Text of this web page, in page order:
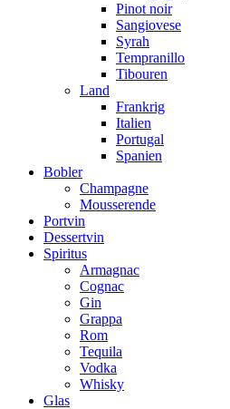
Pinot noir
Sangiovese
Syrah
Tempranillo
Tibouren
Land
Frankrig
Italien
Portugal
Spanien
Bobler
Champagne
Mousserende
Portvin
Dessertvin
Spiritus
Armagnac
Cognac
Gin
Grappa
Rom
Tequila
Vodka
Whisky
Glas